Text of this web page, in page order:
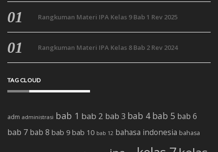
Rangkuman Materi IPA Kelas 9 Bab 1 Rev 2025
Rangkuman Materi IPA Kelas 8 Bab 2 Rev 2024
TAG CLOUD
adm administrasi bab 1 bab 2 bab 3 bab 4 bab 5 bab 6
bab 7 bab 8 bab 9 bab 10 bab 12 bahasa indonesia bahasa